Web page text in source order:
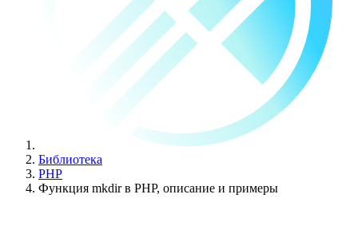
Библиотека
PHP
Функция mkdir в PHP, описание и примеры